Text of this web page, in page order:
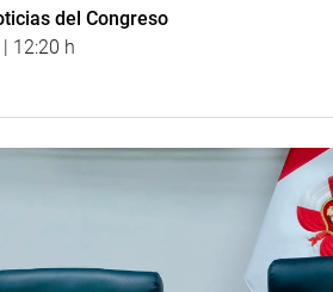
del Congreso
12:20 h